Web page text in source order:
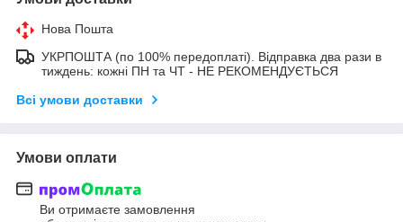
Нова Пошта
УКРПОШТА (по 100% передоплаті). Відправка два рази в
тиждень: кожні ПН та ЧТ - НЕ РЕКОМЕНДУЄТЬСЯ
Всі умови доставки
Умови оплати
Ви отримаєте замовлення